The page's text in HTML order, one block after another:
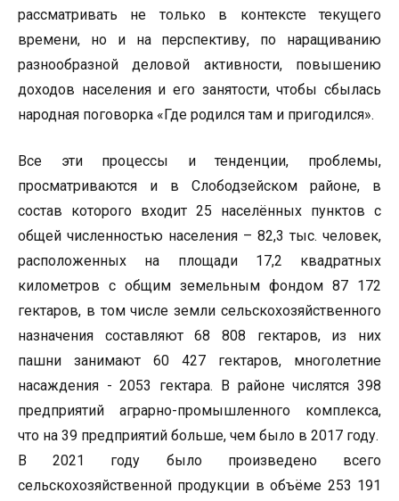
рассматривать не только в контексте текущего
времени, но и на перспективу, по наращиванию
разнообразной деловой активности, повышению
доходов населения и его занятости, чтобы сбылась
народная поговорка «Где родился там и пригодился».
Все эти процессы и тенденции, проблемы,
просматриваются и в Слободзейском районе, в
состав которого входит 25 населённых пунктов с
общей численностью населения – 82,3 тыс. человек,
расположенных на площади 17,2 квадратных
километров с общим земельным фондом 87 172
гектаров, в том числе земли сельскохозяйственного
назначения составляют 68 808 гектаров, из них
пашни занимают 60 427 гектаров, многолетние
насаждения - 2053 гектара. В районе числятся 398
предприятий аграрно-промышленного комплекса,
что на 39 предприятий больше, чем было в 2017 году.
В 2021 году было произведено всего
сельскохозяйственной продукции в объёме 253 191